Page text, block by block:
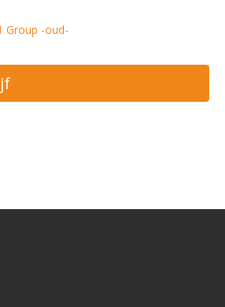
Group -oud-